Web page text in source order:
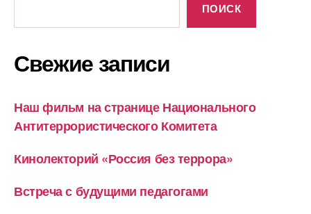
ПОИСК
Свежие записи
Наш фильм на странице Национального
Антитеррористического Комитета
Кинолекторий «Россия без террора»
Встреча с будущими педагогами